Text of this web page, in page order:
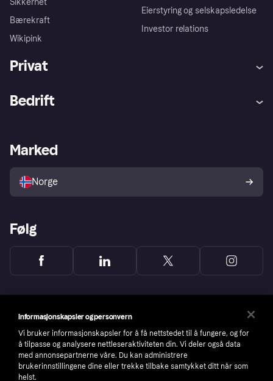
Sikkerhet
Bærekraft
Wikipink
Eierstyring og selskapsledelse
Investor relations
Privat
Utforsk butikker
Bedrift
Merchant portal
Marked
Norge
Følg
Informasjonskapsler og personvern
Vi bruker informasjonskapsler for å få nettstedet til å fungere, og for
å tilpasse og analysere nettleseraktiviteten din. Vi deler også data
med annonsepartnerne våre. Du kan administrere
brukerinnstillingene dine eller trekke tilbake samtykket ditt når som
helst.